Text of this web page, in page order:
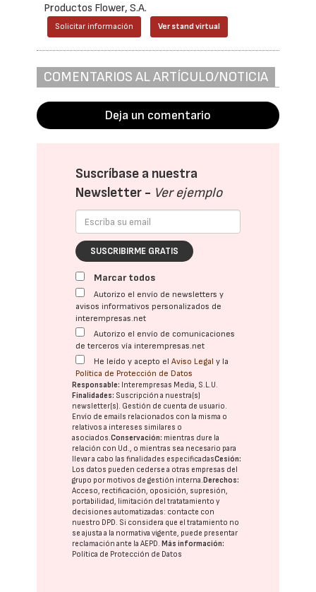
Productos Flower, S.A.
Solicitar información Ver stand virtual
COMENTARIOS AL ARTÍCULO/NOTICIA
Deja un comentario
Suscríbase a nuestra
Newsletter - Ver ejemplo
SUSCRIBIRME GRATIS
Marcar todos
Autorizo el envío de newsletters y
avisos informativos personalizados de
interempresas.net
Autorizo el envío de comunicaciones
de terceros vía interempresas.net
He leído y acepto elAviso Legal y la
Política de Protección de Datos
Responsable: Interempresas Media, S.L.U.
Finalidades: Suscripción a nuestra(s)
newsletter(s). Gestión de cuenta de usuario.
Envío de emails relacionados con la misma o
relativos a intereses similares o
asociados.Conservación: mientras dure la
relación con Ud., o mientras sea necesario para
llevar a cabo las finalidades especificadasCesión:
Los datos pueden cederse a otras empresas del
grupo por motivos de gestión interna. Derechos:
Acceso, rectificación, oposición, supresión,
portabilidad, limitación del tratatamiento y
decisiones automatizadas: contacte con
nuestro DPD. Si considera que el tratamiento no
se ajusta a la normativa vigente, puede presentar
reclamación ante laAEPD. Más información:
Política de Protección de Datos